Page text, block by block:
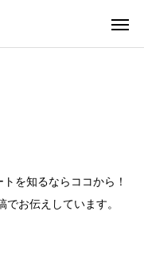
を知るならココから！
お伝えしています。